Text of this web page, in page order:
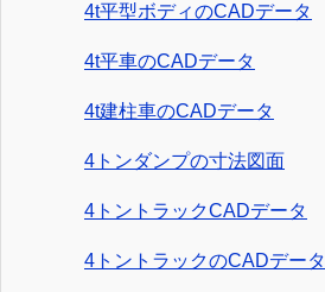
4t平型ボディのCADデータ
4t平車のCADデータ
4t建柱車のCADデータ
4トンダンプの寸法図面
4トントラックCADデータ
4トントラックのCADデータ